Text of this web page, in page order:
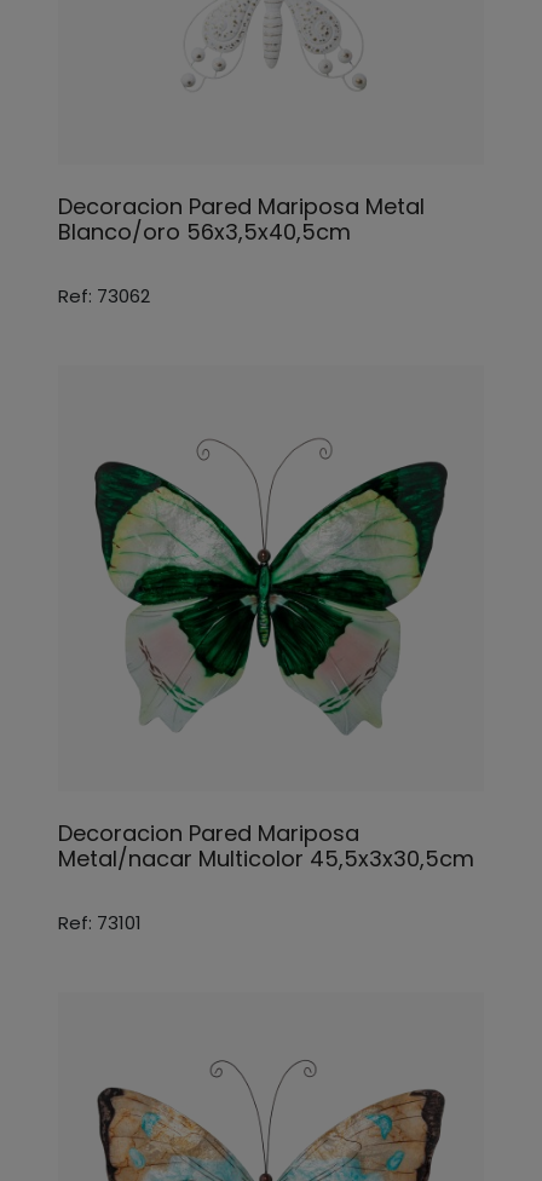
Decoracion Pared Mariposa Metal
Blanco/oro 56x3,5x40,5cm
Ref: 73062
Decoracion Pared Mariposa
Metal/nacar Multicolor 45,5x3x30,5cm
Ref: 73101